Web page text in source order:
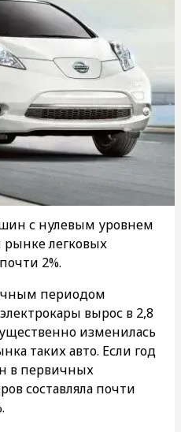
с нулевым уровнем
легковых
2%.
периодом
вырос в 2,8
изменилась
таких авто. Если год
в первичных
составляла почти